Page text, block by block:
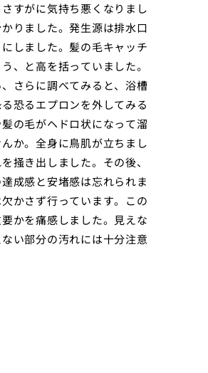
すがに気持ち悪くなりまし
りました。発生源は排水口
しました。髪の毛キャッチ
、と高を括っていました。
さらに調べてみると、浴槽
恐るエプロンを外してみる
の毛がヘドロ状になって溜
か。全身に鳥肌が立ちまし
掻き出しました。その後、
成感と安堵感は忘れられま
かさず行っています。この
かを痛感しました。見えな
い部分の汚れには十分注意